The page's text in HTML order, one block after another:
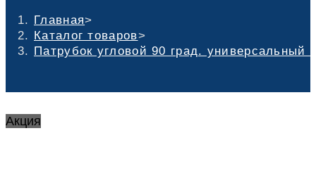
Главная>
Каталог товаров>
Патрубок угловой 90 град. универсальный
Акция